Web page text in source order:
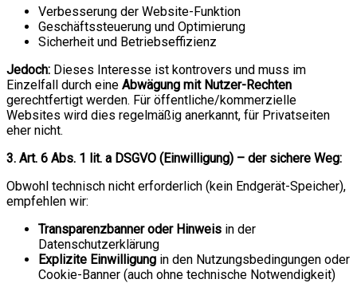
Verbesserung der Website-Funktion
Geschäftssteuerung und Optimierung
Sicherheit und Betriebseffizienz
Jedoch: Dieses Interesse ist kontrovers und muss im
Einzelfall durch eine Abwägung mit Nutzer-Rechten
gerechtfertigt werden. Für öffentliche/kommerzielle
Websites wird dies regelmäßig anerkannt, für Privatseiten
eher nicht.
3. Art. 6 Abs. 1 lit. a DSGVO (Einwilligung) – der sichere Weg:
Obwohl technisch nicht erforderlich (kein Endgerät-Speicher),
empfehlen wir:
Transparenzbanner oder Hinweis in der
Datenschutzerklärung
Explizite Einwilligung in den Nutzungsbedingungen oder
Cookie-Banner (auch ohne technische Notwendigkeit)